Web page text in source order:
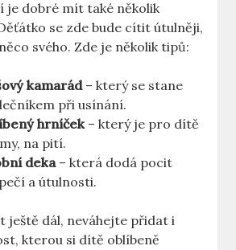
je dobré mít také několik
se zde bude cítit útulněji,
svého. Zde je několik tipů:
kamarád– který se stane
při usínání.
hrníček– který je pro dítě
na pití.
deka– která dodá pocit
a útulnosti.
ještě dál, neváhejte přidat i
kterou si dítě oblíbeně